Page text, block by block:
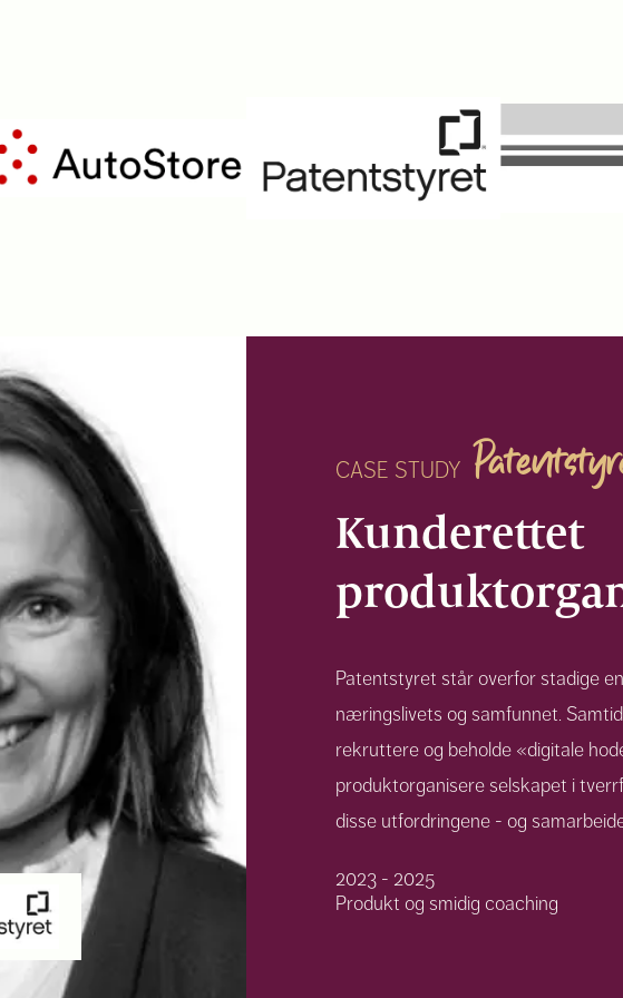
CASE STUDY
Kunderettet
Patentstyret står overfor stadige
næringslivets og samfunnet.
rekruttere og beholde «digitale
produktorganisere selskapet i
disse utfordringene - og
2023 - 2025
Produkt og smidig coaching